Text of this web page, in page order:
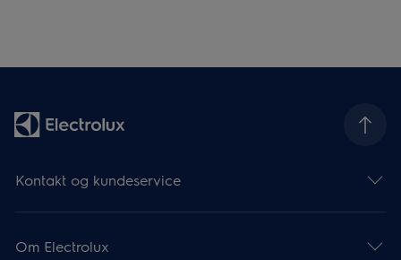
Kontakt og kundeservice
Om Electrolux